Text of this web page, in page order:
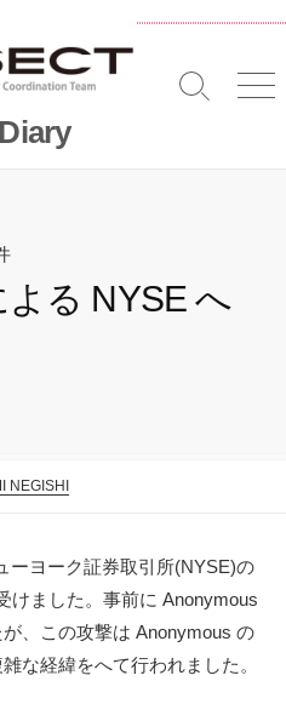
検
メ
る NYSE へ
NEGISHI
ーヨーク証券取引所(NYSE)の
けました。事前に Anonymous
、この攻撃は Anonymous の
な経緯をへて行われました。